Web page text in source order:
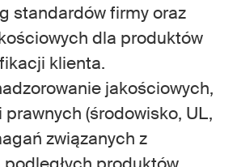
standardów firmy oraz
dla produktów
klienta.
jakościowych,
(środowisko, UL,
związanych z